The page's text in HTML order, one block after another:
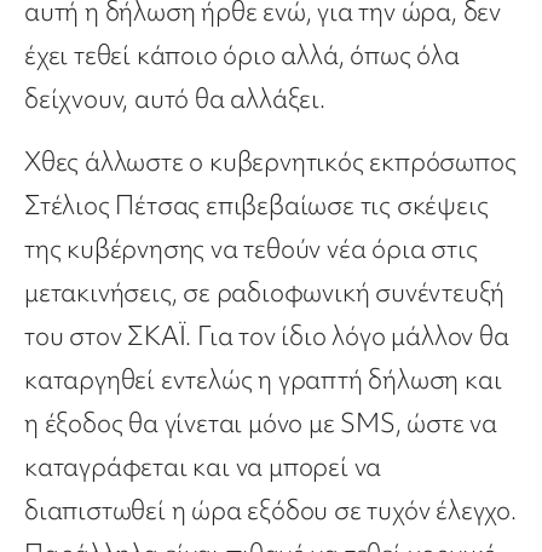
αυτή η δήλωση ήρθε ενώ, για την ώρα, δεν
έχει τεθεί κάποιο όριο αλλά, όπως όλα
δείχνουν, αυτό θα αλλάξει.
Χθες άλλωστε ο κυβερνητικός εκπρόσωπος
Στέλιος Πέτσας επιβεβαίωσε τις σκέψεις
της κυβέρνησης να τεθούν νέα όρια στις
μετακινήσεις, σε ραδιοφωνική συνέντευξή
του στον ΣΚΑΪ. Για τον ίδιο λόγο μάλλον θα
καταργηθεί εντελώς η γραπτή δήλωση και
η έξοδος θα γίνεται μόνο με SMS, ώστε να
καταγράφεται και να μπορεί να
διαπιστωθεί η ώρα εξόδου σε τυχόν έλεγχο.